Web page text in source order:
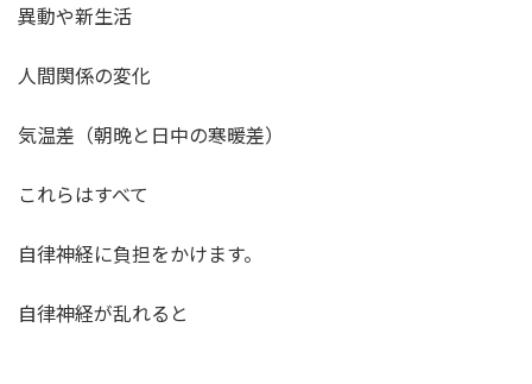
異動や新生活
人間関係の変化
気温差（朝晩と日中の寒暖差）
これらはすべて
自律神経に負担をかけます。
自律神経が乱れると